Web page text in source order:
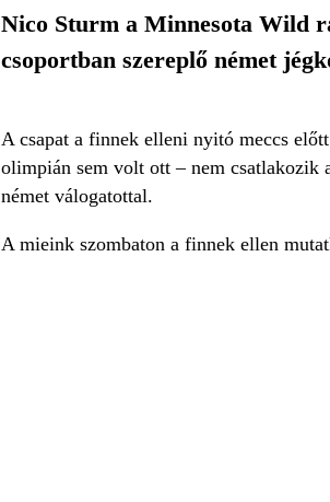
Nico Sturm a Minnesota Wild
csoportban szereplő német
A csapat a finnek elleni nyitó meccs
olimpián sem volt ott – nem csatlakozik
német válogatottal.
A mieink szombaton a finnek ellen